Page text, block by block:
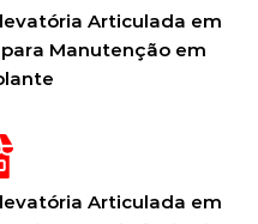
Articulada em
Manutenção em
Articulada em